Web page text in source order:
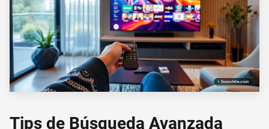
Tips de Búsqueda Avanzada